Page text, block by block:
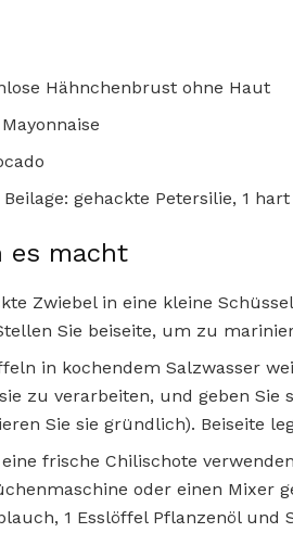
Hähnchenbrust ohne Haut
gehackte Petersilie, 1
es macht
Zwiebel in eine kleine
Sie beiseite, um zu
in kochendem Salzwasser
zu verarbeiten, und geben Sie
Sie sie gründlich). Beiseite
eine frische Chilischote
oder einen Mixer
1 Esslöffel Pflanzenöl und